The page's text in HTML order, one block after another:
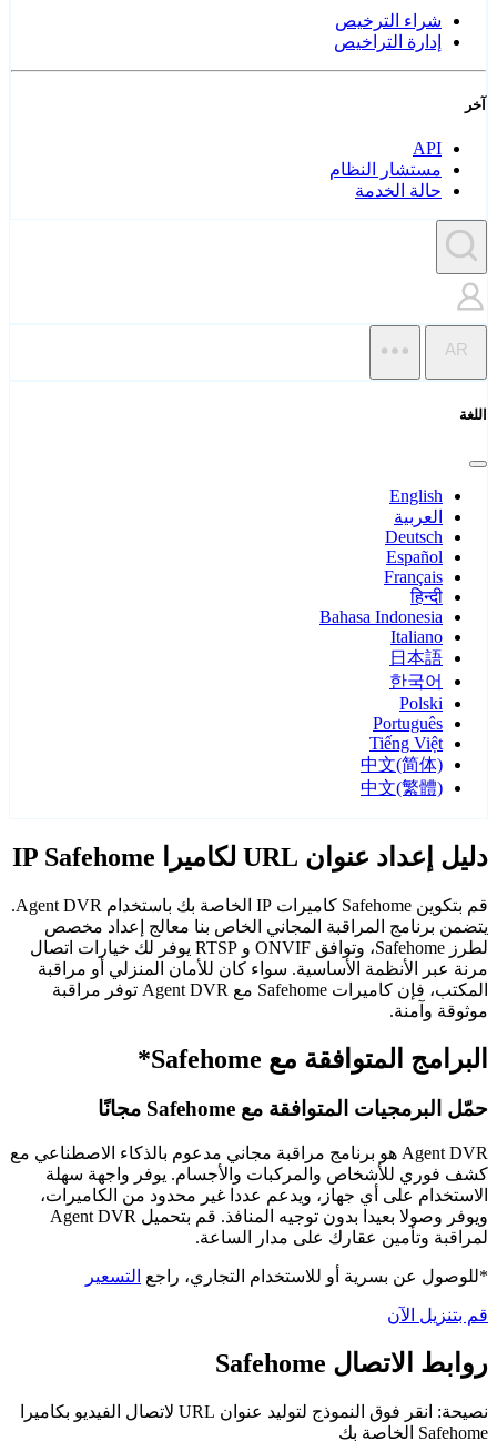
شراء الترخيص
إدارة التراخيص
آخر
API
مستشار النظام
حالة الخدمة
AR
اللغة
English
العربية
Deutsch
Español
Français
हिन्दी
Bahasa Indonesia
Italiano
日本語
한국어
Polski
Português
Tiếng Việt
中文(简体)
中文(繁體)
دليل إعداد عنوان URL لكاميرا IP Safehome
قم بتكوين Safehome كاميرات IP الخاصة بك باستخدام Agent DVR.
يتضمن برنامج المراقبة المجاني الخاص بنا معالج إعداد مخصص
لطرز Safehome، وتوافق ONVIF و RTSP يوفر لك خيارات اتصال
مرنة عبر الأنظمة الأساسية. سواء كان للأمان المنزلي أو مراقبة
المكتب، فإن كاميرات Safehome مع Agent DVR توفر مراقبة
موثوقة وآمنة.
البرامج المتوافقة مع Safehome*
حمّل البرمجيات المتوافقة مع Safehome مجانًا
Agent DVR هو برنامج مراقبة مجاني مدعوم بالذكاء الاصطناعي مع
كشف فوري للأشخاص والمركبات والأجسام. يوفر واجهة سهلة
الاستخدام على أي جهاز، ويدعم عددا غير محدود من الكاميرات،
ويوفر وصولا بعيدا بدون توجيه المنافذ. قم بتحميل Agent DVR
لمراقبة وتأمين عقارك على مدار الساعة.
*للوصول عن بسرية أو للاستخدام التجاري، راجع التسعير
قم بتنزيل الآن
روابط الاتصال Safehome
نصيحة: انقر فوق النموذج لتوليد عنوان URL لاتصال الفيديو بكاميرا
Safehome الخاصة بك